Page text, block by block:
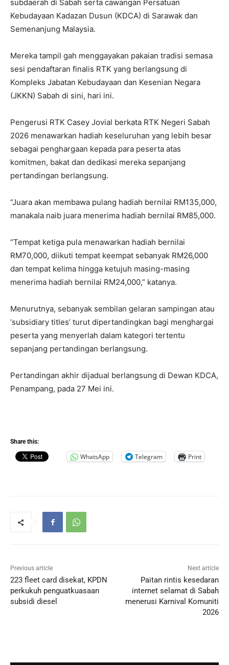
subdaerah di Sabah serta cawangan Persatuan
Kebudayaan Kadazan Dusun (KDCA) di Sarawak dan
Semenanjung Malaysia.
Mereka tampil gah menggayakan pakaian tradisi semasa
sesi pendaftaran finalis RTK yang berlangsung di
Kompleks Jabatan Kebudayaan dan Kesenian Negara
(JKKN) Sabah di sini, hari ini.
Pengerusi RTK Casey Jovial berkata RTK Negeri Sabah
2026 menawarkan hadiah keseluruhan yang lebih besar
sebagai penghargaan kepada para peserta atas
komitmen, bakat dan dedikasi mereka sepanjang
pertandingan berlangsung.
“Juara akan membawa pulang hadiah bernilai RM135,000,
manakala naib juara menerima hadiah bernilai RM85,000.
“Tempat ketiga pula menawarkan hadiah bernilai
RM70,000, diikuti tempat keempat sebanyak RM26,000
dan tempat kelima hingga ketujuh masing-masing
menerima hadiah bernilai RM24,000,” katanya.
Menurutnya, sebanyak sembilan gelaran sampingan atau
‘subsidiary titles’ turut dipertandingkan bagi menghargai
peserta yang menyerlah dalam kategori tertentu
sepanjang pertandingan berlangsung.
Pertandingan akhir dijadual berlangsung di Dewan KDCA,
Penampang, pada 27 Mei ini.
Share this:
WhatsApp Telegram Print
Previous article
223 fleet card disekat, KPDN
perkukuh penguatkuasaan
subsidi diesel
Next article
Paitan rintis kesedaran
internet selamat di Sabah
menerusi Karnival Komuniti
2026